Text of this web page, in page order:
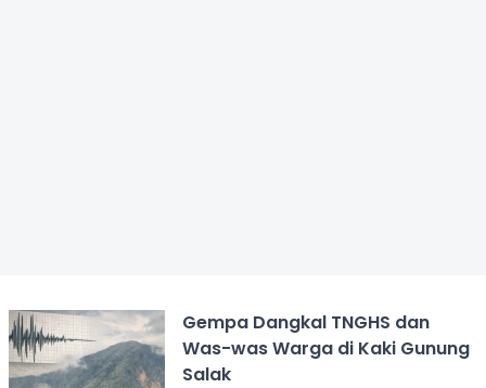
Gempa Dangkal TNGHS dan
Was-was Warga di Kaki Gunung
Salak